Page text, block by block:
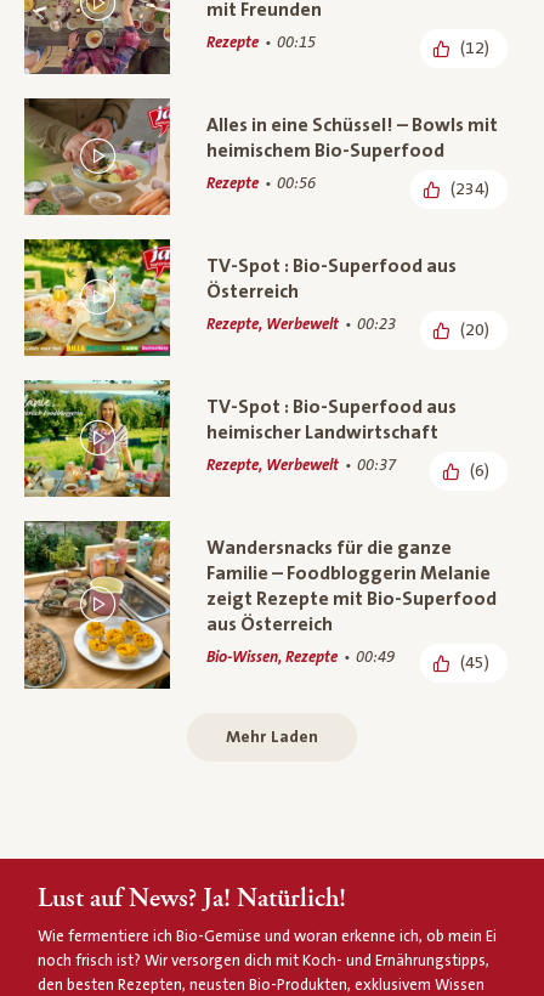
mit Freunden
Rezepte 00:15 (12)
Alles in eine Schüssel! – Bowls mit
heimischem Bio-Superfood
Rezepte 00:56 (234)
TV-Spot : Bio-Superfood aus
Österreich
Rezepte, Werbewelt 00:23 (20)
TV-Spot : Bio-Superfood aus
heimischer Landwirtschaft
Rezepte, Werbewelt 00:37 (6)
Wandersnacks für die ganze
Familie – Foodbloggerin Melanie
zeigt Rezepte mit Bio-Superfood
aus Österreich
Bio-Wissen, Rezepte 00:49 (45)
Mehr Laden
Lust auf News? Ja! Natürlich!
Wie fermentiere ich Bio-Gemüse und woran erkenne ich, ob mein Ei
noch frisch ist? Wir versorgen dich mit Koch- und Ernährungstipps,
den besten Rezepten, neusten Bio-Produkten, exklusivem Wissen